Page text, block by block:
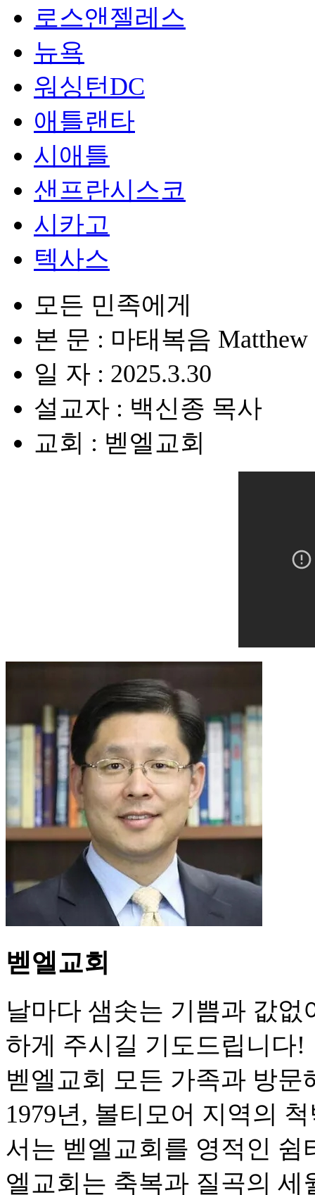
로스앤젤레스
뉴욕
워싱턴DC
애틀랜타
시애틀
샌프란시스코
시카고
텍사스
모든 민족에게
본 문 : 마태복음 Matthew
일 자 : 2025.3.30
설교자 : 백신종 목사
교회 : 벧엘교회
벧엘교회
날마다 샘솟는 기쁨과 값
하게 주시길 기도드립니다!
벧엘교회 모든 가족과 방
1979년, 볼티모어 지역의
서는 벧엘교회를 영적인 쉼
엘교회는 축복과 질곡의